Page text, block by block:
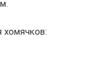
хомячков: